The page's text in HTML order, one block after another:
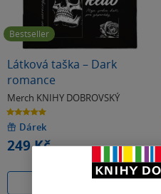
Bestseller
Látková taška – Dark
romance
Merch KNIHY DOBROVSKÝ
5.0
z
5
hvězdiček
Dárek
249 Kč
Na prodejně